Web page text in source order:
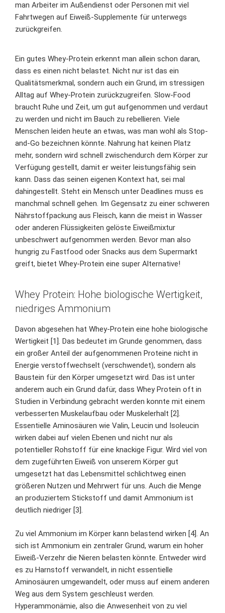
man Arbeiter im Außendienst oder Personen mit viel
Fahrtwegen auf Eiweiß-Supplemente für unterwegs
zurückgreifen.
Ein gutes Whey-Protein erkennt man allein schon daran,
dass es einen nicht belastet. Nicht nur ist das ein
Qualitätsmerkmal, sondern auch ein Grund, im stressigen
Alltag auf Whey-Protein zurückzugreifen. Slow-Food
braucht Ruhe und Zeit, um gut aufgenommen und verdaut
zu werden und nicht im Bauch zu rebellieren. Viele
Menschen leiden heute an etwas, was man wohl als Stop-
and-Go bezeichnen könnte. Nahrung hat keinen Platz
mehr, sondern wird schnell zwischendurch dem Körper zur
Verfügung gestellt, damit er weiter leistungsfähig sein
kann. Dass das seinen eigenen Kontext hat, sei mal
dahingestellt. Steht ein Mensch unter Deadlines muss es
manchmal schnell gehen. Im Gegensatz zu einer schweren
Nährstoffpackung aus Fleisch, kann die meist in Wasser
oder anderen Flüssigkeiten gelöste Eiweißmixtur
unbeschwert aufgenommen werden. Bevor man also
hungrig zu Fastfood oder Snacks aus dem Supermarkt
greift, bietet Whey-Protein eine super Alternative!
Whey Protein: Hohe biologische Wertigkeit,
niedriges Ammonium
Davon abgesehen hat Whey-Protein eine hohe biologische
Wertigkeit [1]. Das bedeutet im Grunde genommen, dass
ein großer Anteil der aufgenommenen Proteine nicht in
Energie verstoffwechselt (verschwendet), sondern als
Baustein für den Körper umgesetzt wird. Das ist unter
anderem auch ein Grund dafür, dass Whey Protein oft in
Studien in Verbindung gebracht werden konnte mit einem
verbesserten Muskelaufbau oder Muskelerhalt [2].
Essentielle Aminosäuren wie Valin, Leucin und Isoleucin
wirken dabei auf vielen Ebenen und nicht nur als
potentieller Rohstoff für eine knackige Figur. Wird viel von
dem zugeführten Eiweiß von unserem Körper gut
umgesetzt hat das Lebensmittel schlichtweg einen
größeren Nutzen und Mehrwert für uns. Auch die Menge
an produziertem Stickstoff und damit Ammonium ist
deutlich niedriger [3].
Zu viel Ammonium im Körper kann belastend wirken [4]. An
sich ist Ammonium ein zentraler Grund, warum ein hoher
Eiweiß-Verzehr die Nieren belasten könnte. Entweder wird
es zu Harnstoff verwandelt, in nicht essentielle
Aminosäuren umgewandelt, oder muss auf einem anderen
Weg aus dem System geschleust werden.
Hyperammonämie, also die Anwesenheit von zu viel